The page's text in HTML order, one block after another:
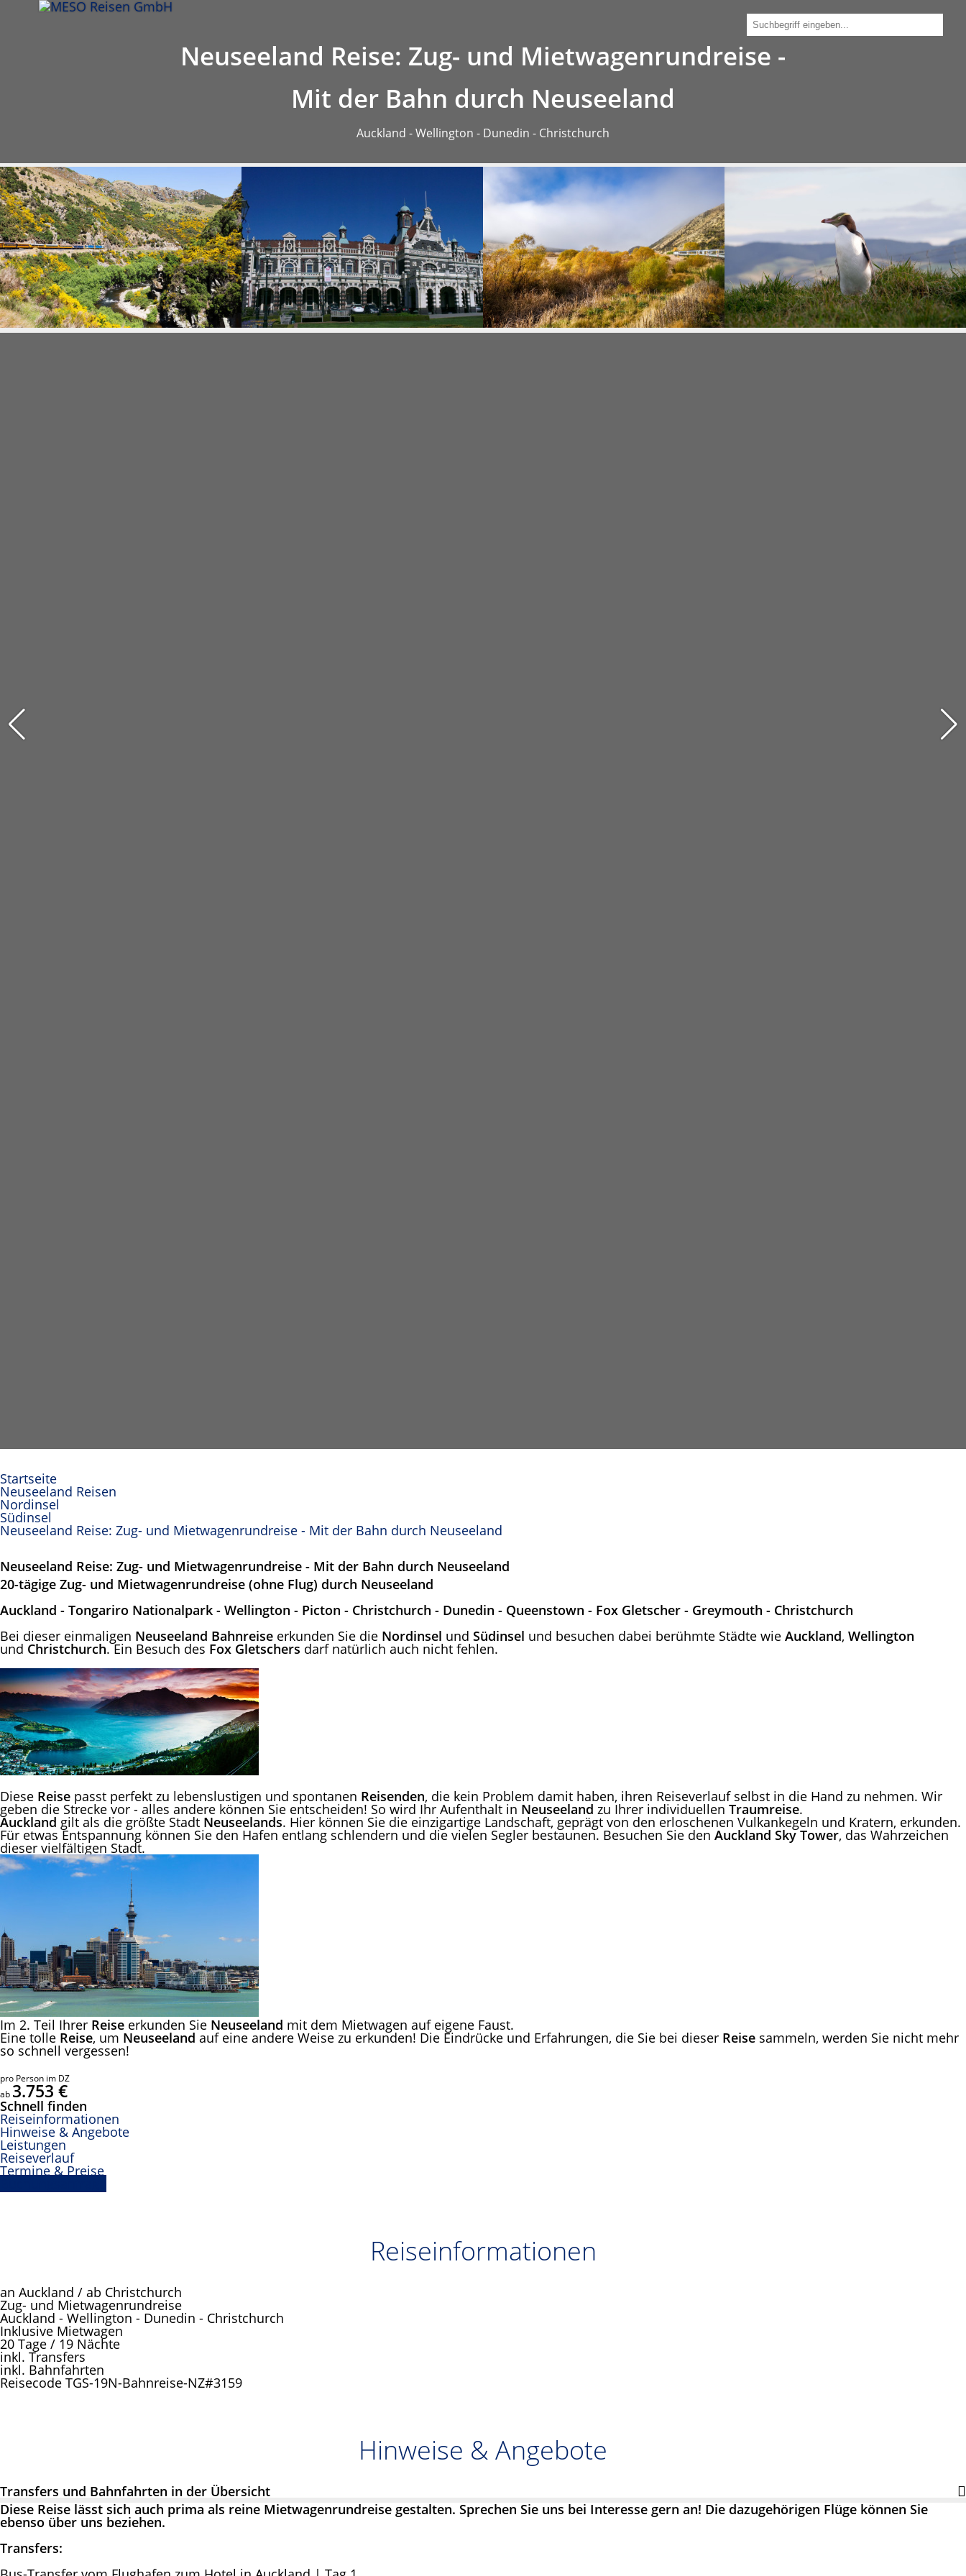
030 - 212 34 190
Neuseeland Reise: Zug- und Mietwagenrundreise -
Mit der Bahn durch Neuseeland
Auckland - Wellington - Dunedin - Christchurch
Startseite
Neuseeland Reisen
Nordinsel
Südinsel
Neuseeland Reise: Zug- und Mietwagenrundreise - Mit der Bahn durch Neuseeland
Neuseeland Reise: Zug- und Mietwagenrundreise - Mit der Bahn durch Neuseeland
20-tägige Zug- und Mietwagenrundreise (ohne Flug) durch Neuseeland
Auckland - Tongariro Nationalpark - Wellington - Picton - Christchurch - Dunedin - Queenstown - Fox Gletscher - Greymouth - Christchurch
Bei dieser einmaligen Neuseeland Bahnreise erkunden Sie die Nordinsel und Südinsel und besuchen dabei berühmte Städte wie Auckland, Wellington
und Christchurch. Ein Besuch des Fox Gletschers darf natürlich auch nicht fehlen.
Diese Reise passt perfekt zu lebenslustigen und spontanen Reisenden, die kein Problem damit haben, ihren Reiseverlauf selbst in die Hand zu nehmen. Wir
geben die Strecke vor - alles andere können Sie entscheiden! So wird Ihr Aufenthalt in Neuseeland zu Ihrer individuellen Traumreise.
Auckland gilt als die größte Stadt Neuseelands. Hier können Sie die einzigartige Landschaft, geprägt von den erloschenen Vulkankegeln und Kratern, erkunden.
Für etwas Entspannung können Sie den Hafen entlang schlendern und die vielen Segler bestaunen. Besuchen Sie den Auckland Sky Tower, das Wahrzeichen
dieser vielfältigen Stadt.
Im 2. Teil Ihrer Reise erkunden Sie Neuseeland mit dem Mietwagen auf eigene Faust.
Eine tolle Reise, um Neuseeland auf eine andere Weise zu erkunden! Die Eindrücke und Erfahrungen, die Sie bei dieser Reise sammeln, werden Sie nicht mehr
so schnell vergessen!
pro Person im DZ
ab 3.753 €
Schnell finden
Reiseinformationen
Hinweise & Angebote
Leistungen
Reiseverlauf
Termine & Preise
Reiseinformationen
an Auckland / ab Christchurch
Zug- und Mietwagenrundreise
Auckland - Wellington - Dunedin - Christchurch
Inklusive Mietwagen
20 Tage / 19 Nächte
inkl. Transfers
inkl. Bahnfahrten
Reisecode TGS-19N-Bahnreise-NZ#3159
Hinweise & Angebote
Transfers und Bahnfahrten in der Übersicht
Diese Reise lässt sich auch prima als reine Mietwagenrundreise gestalten. Sprechen Sie uns bei Interesse gern an! Die dazugehörigen Flüge können Sie
ebenso über uns beziehen.
Transfers: